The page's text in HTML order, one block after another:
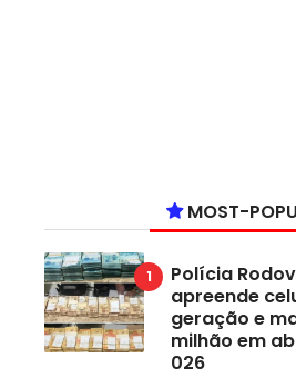
MOST-
Polícia
apreende
geração e
milhão em
026